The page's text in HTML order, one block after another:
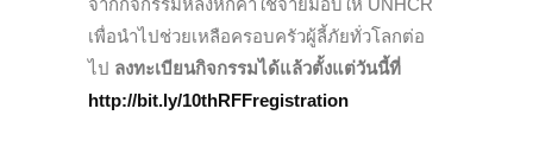
จากกิจกรรมหลังหักค่าใช้จ่ายมอบให้ UNHCR
เพื่อนำไปช่วยเหลือครอบครัวผู้ลี้ภัยทั่วโลกต่อ
ไป ลงทะเบียนกิจกรรมได้แล้วตั้งแต่วันนี้ที่
http://bit.ly/10thRFFregistration